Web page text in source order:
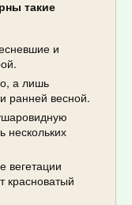
такие
и
а лишь
ранней весной.
нескольких
вегетации
красноватый